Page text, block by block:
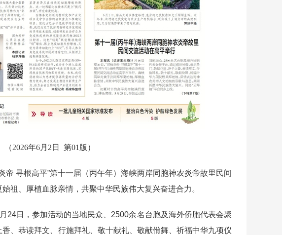
（2026年6月2日 第01版）
寻根高平”第十一届（丙午年）海峡两岸同胞神农炎帝故里民间
祖、厚植血脉亲情，共聚中华民族伟大复兴奋进合力。
日，参加活动的当地民众、2500余名台胞及海外侨胞代表会聚
、恭读拜文、行施拜礼、敬十献礼、敬献佾舞、祈福中华九项仪